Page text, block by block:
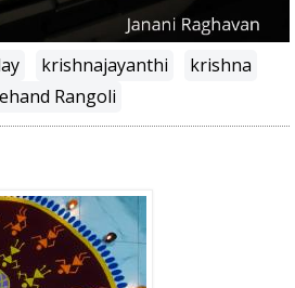
krishnajayanthi
krishna
Rangoli